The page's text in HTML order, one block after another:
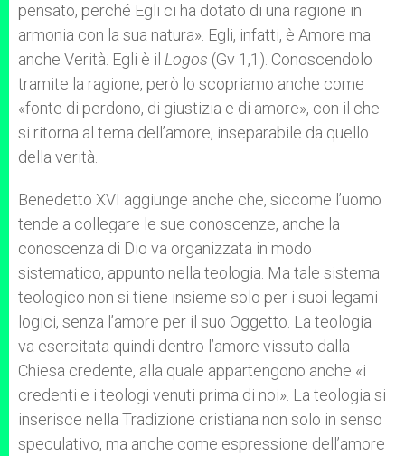
pensato, perché Egli ci ha dotato di una ragione in
armonia con la sua natura». Egli, infatti, è Amore ma
anche Verità. Egli è il Logos (Gv 1,1). Conoscendolo
tramite la ragione, però lo scopriamo anche come
«fonte di perdono, di giustizia e di amore», con il che
si ritorna al tema dell’amore, inseparabile da quello
della verità.
Benedetto XVI aggiunge anche che, siccome l’uomo
tende a collegare le sue conoscenze, anche la
conoscenza di Dio va organizzata in modo
sistematico, appunto nella teologia. Ma tale sistema
teologico non si tiene insieme solo per i suoi legami
logici, senza l’amore per il suo Oggetto. La teologia
va esercitata quindi dentro l’amore vissuto dalla
Chiesa credente, alla quale appartengono anche «i
credenti e i teologi venuti prima di noi». La teologia si
inserisce nella Tradizione cristiana non solo in senso
speculativo, ma anche come espressione dell’amore